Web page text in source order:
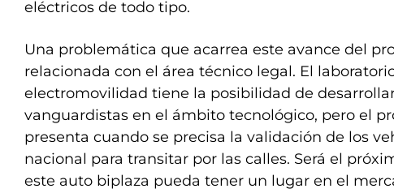
eléctricos de todo tipo.
Una problemática que acarrea este avance del
relacionada con el área técnico legal. El
electromovilidad tiene la posibilidad de
vanguardistas en el ámbito tecnológico, pero el
presenta cuando se precisa la validación de los
nacional para transitar por las calles. Será el
este auto biplaza pueda tener un lugar en el